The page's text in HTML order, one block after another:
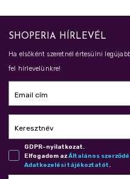
SHOPERIA HÍRLEVÉL
Ha elsőként szeretnél értesülni
fel hírlevelünkre!
Email cím
Keresztnév
GDPR-nyilatkozat.
Elfogadom azÁl­ta­lá­nos
Adat­ke­ze­lé­si tá­jé­koz­ta­tót.